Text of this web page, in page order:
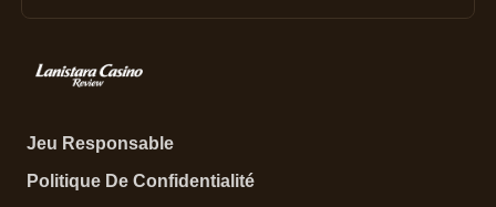
Jeu Responsable
Politique De Confidentialité